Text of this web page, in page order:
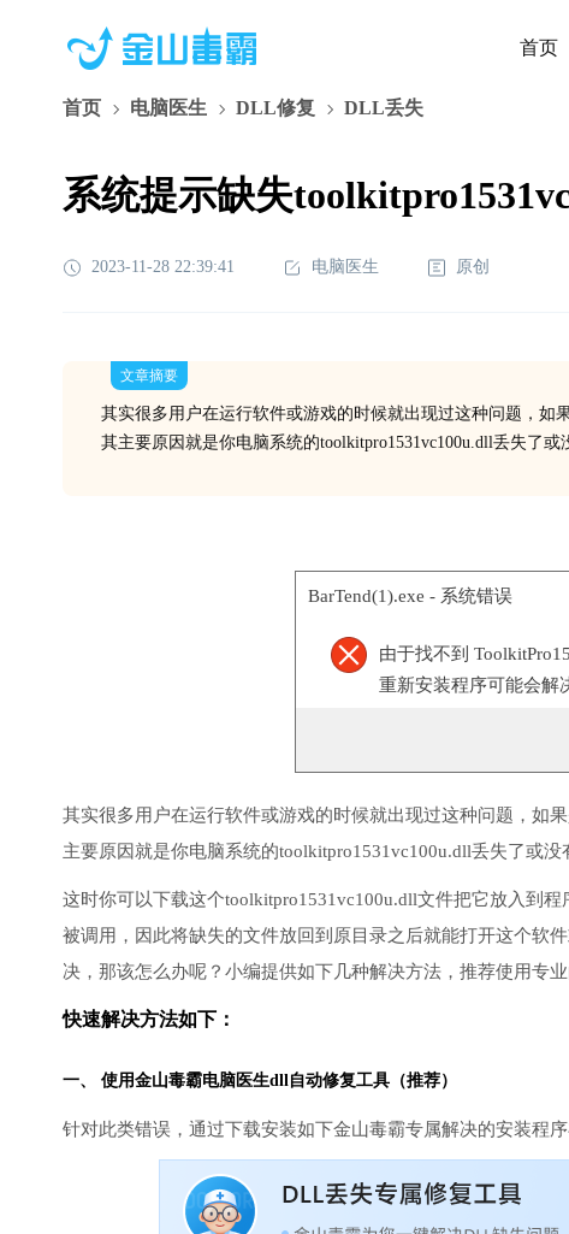
首页
首页 电脑医生 DLL修复 DLL丢失
系统提示缺失
2023-11-28 22:39:41 电脑医生 原创
文章摘要
其实很多用户在运行软件或游戏的时候就出现过这种问题，如
其主要原因就是你电脑系统的toolkitpro1531vc100u.dll丢失了或
BarTend(1).exe - 系统错误
由于找不到
重新安装程序可能会解
其实很多用户在运行软件或游戏的时候就出现过这种问题，如
主要原因就是你电脑系统的toolkitpro1531vc100u.dll丢失了或没
这时你可以下载这个toolkitpro1531vc100u.dll文件把它放入到
被调用，因此将缺失的文件放回到原目录之后就能打开这个软
决，那该怎么办呢？小编提供如下几种解决方法，推荐使用专
快速解决方法如下：
一、 使用金山毒霸电脑医生dll自动修复工具（推荐）
针对此类错误，通过下载安装如下金山毒霸专属解决的安装程